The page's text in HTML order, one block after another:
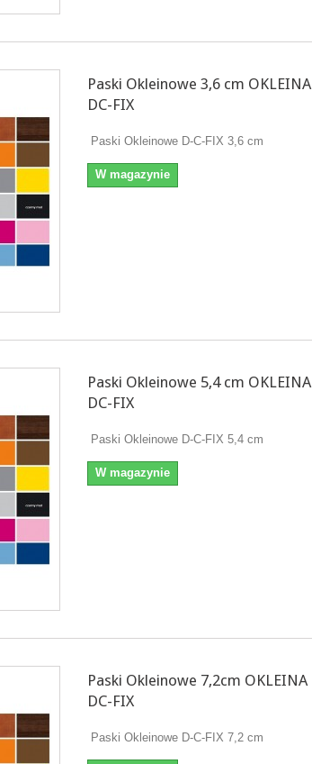
Paski Okleinowe 3,6 cm OKLEINA
DC-FIX
Paski Okleinowe D-C-FIX 3,6 cm
W magazynie
Paski Okleinowe 5,4 cm OKLEINA
DC-FIX
Paski Okleinowe D-C-FIX 5,4 cm
W magazynie
Paski Okleinowe 7,2cm OKLEINA
DC-FIX
Paski Okleinowe D-C-FIX 7,2 cm